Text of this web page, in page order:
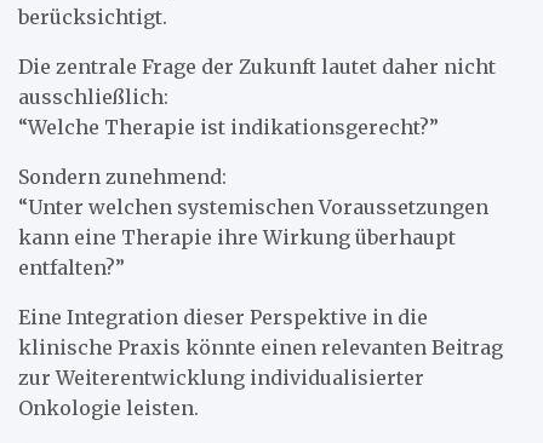
berücksichtigt.
Die zentrale Frage der Zukunft lautet daher nicht
ausschließlich:
“Welche Therapie ist indikationsgerecht?”
Sondern zunehmend:
“Unter welchen systemischen Voraussetzungen
kann eine Therapie ihre Wirkung überhaupt
entfalten?”
Eine Integration dieser Perspektive in die
klinische Praxis könnte einen relevanten Beitrag
zur Weiterentwicklung individualisierter
Onkologie leisten.